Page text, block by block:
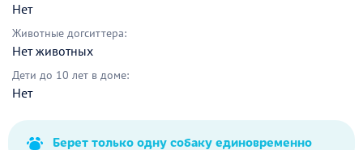
Нет
Животные догситтера:
Нет животных
Дети до 10 лет в доме:
Нет
Берет только одну собаку единовременно